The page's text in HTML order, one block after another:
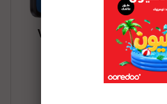
VIVO Y31D 6/128
J’en profite